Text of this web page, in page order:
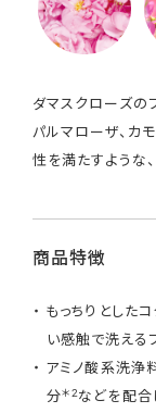
ダマスクローズの
パルマローザ、カ
性を満たすような
商品特徴
もっちりとした
い感触で洗える
アミノ酸系洗浄
分＊2などを配合